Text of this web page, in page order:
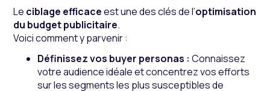
Le ciblage efficaceest une des clés de l’optimisation
du budget publicitaire.
Voici comment y parvenir :
Définissez vos buyer personas : Connaissez
votre audience idéale et concentrez vos efforts
sur les segments les plus susceptibles de